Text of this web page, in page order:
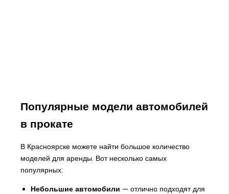
Популярные модели автомобилей
в прокате
В Красноярске можете найти большое количество
моделей для аренды. Вот несколько самых
популярных:
Небольшие автомобили — отлично подходят для